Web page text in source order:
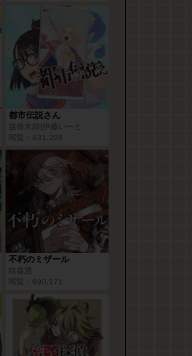
都市伝説さん
接骨木綿|伊藤いーと
閲覧： 431,209
不朽のミザール
暗森透
閲覧：
690,171